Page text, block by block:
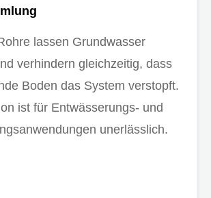
lassen Grundwasser
verhindern gleichzeitig, dass
Boden das System verstopft.
ist für Entwässerungs- und
unerlässlich.